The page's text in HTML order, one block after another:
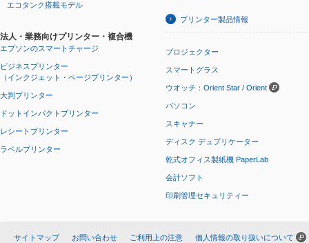
エコタンク搭載モデル
法人・業務向けプリンター・複合機
エプソンのスマートチャージ
ビジネスプリンター
（インクジェット・ページプリンター）
大判プリンター
ドットインパクトプリンター
レシートプリンター
ラベルプリンター
プリンター製品情報
プロジェクター
スマートグラス
ウオッチ：Orient Star / Orient
パソコン
スキャナー
ディスク デュプリケーター
乾式オフィス製紙機 PaperLab
会計ソフト
印刷管理セキュリティー
サイトマップ お問い合わせ ご利用上の注意 個人情報の取り扱いについて